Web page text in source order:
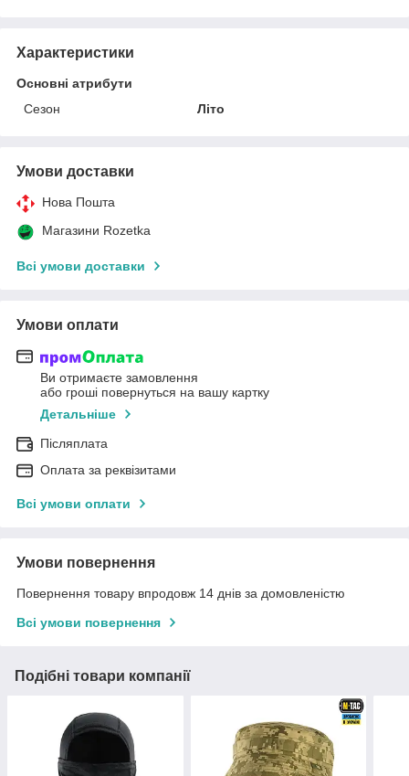
Характеристики
Основні атрибути
Сезон
Літо
Умови доставки
Нова Пошта
Магазини Rozetka
Всі умови доставки
Умови оплати
Ви отримаєте замовлення
або гроші повернуться на вашу картку
Детальніше
Післяплата
Оплата за реквізитами
Всі умови оплати
Умови повернення
Повернення товару впродовж 14 днів за домовленістю
Всі умови повернення
Подібні товари компанії